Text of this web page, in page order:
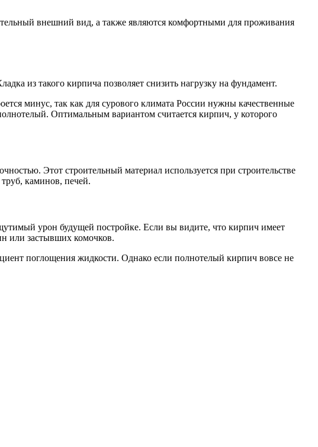
внешний вид, а также являются комфортными для проживания
из такого кирпича позволяет снизить нагрузку на фундамент.
минус, так как для сурового климата России нужны качественные
Оптимальным вариантом считается кирпич, у которого
Этот строительный материал используется при строительстве
каминов, печей.
урон будущей постройке. Если вы видите, что кирпич имеет
или застывших комочков.
поглощения жидкости. Однако если полнотелый кирпич вовсе не